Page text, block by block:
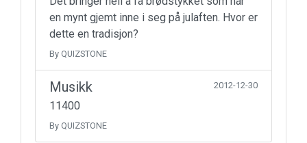
en mynt gjemt inne i seg på julaften. Hvor er
dette en tradisjon?
By QUIZSTONE
Musikk 2012-12-30
11400
By QUIZSTONE